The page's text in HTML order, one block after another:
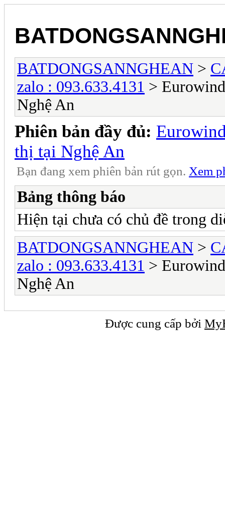
BATDONGSANNGHEAN >
zalo : 093.633.4131 >
Nghệ An
Phiên bản đầy đủ:
thị tại Nghệ An
Bạn đang xem phiên bản rút gọn. Xem
Bảng thông báo
Hiện tại chưa có chủ đề trong
BATDONGSANNGHEAN >
zalo : 093.633.4131 >
Nghệ An
Được cung cấp bởi